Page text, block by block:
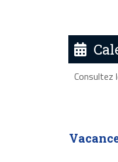
Consultez